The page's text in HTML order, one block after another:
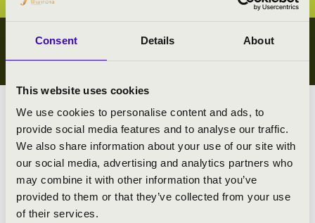
Consent Details About
This website uses cookies
We use cookies to personalise content and ads, to
provide social media features and to analyse our traffic.
We also share information about your use of our site with
our social media, advertising and analytics partners who
may combine it with other information that you’ve
provided to them or that they’ve collected from your use
of their services.
IFJÚSÁGI KONCERTEK
Megyei koncert lista
Összes ifjúsági koncert
#zeneóra ifjúsági kiajánló I.
#zeneóra ifjúsági kiajánló II.